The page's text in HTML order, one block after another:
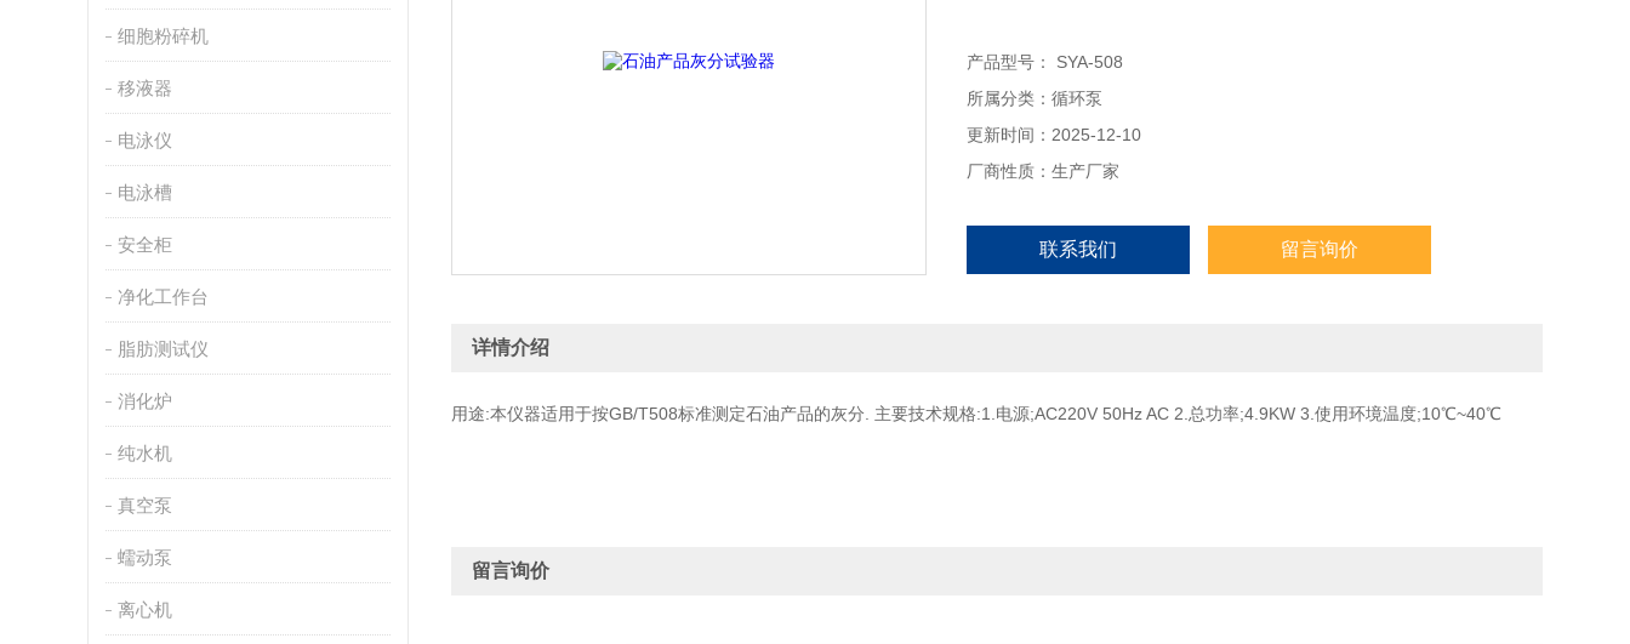
细胞粉碎机
移液器
电泳仪
电泳槽
安全柜
净化工作台
脂肪测试仪
消化炉
纯水机
真空泵
蠕动泵
离心机
产品型号： SYA-508
所属分类：循环泵
更新时间：2025-12-10
厂商性质：生产厂家
联系我们 留言询价
详情介绍
用途:本仪器适用于按GB/T508标准测定石油产品的灰分. 主要技术规格:1.电源;AC220V 50Hz AC 2.总功率;4.9KW 3.使用环境温度;10℃~40℃
留言询价